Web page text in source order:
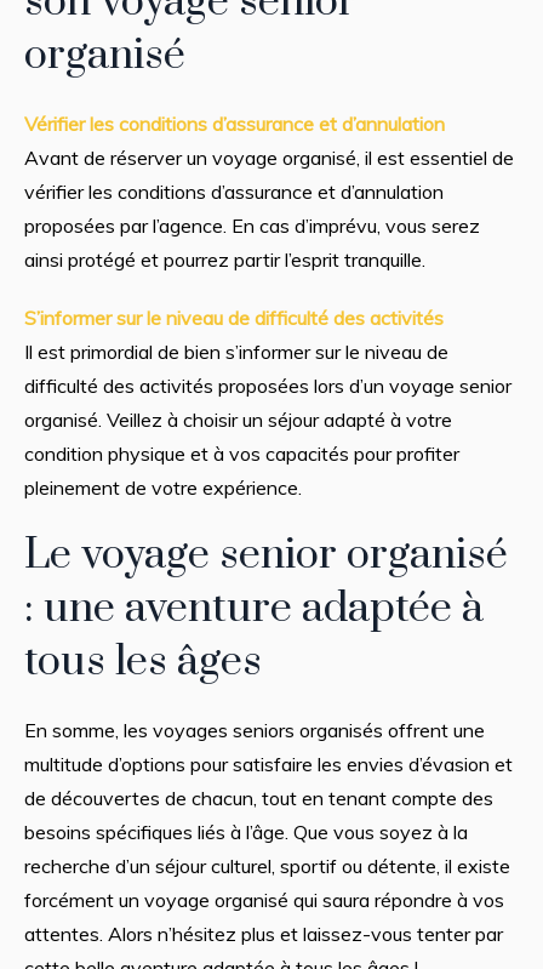
organisé
Vérifier les conditions d’assurance et d’annulation
Avant de réserver un voyage organisé, il est essentiel de
vérifier les conditions d’assurance et d’annulation
proposées par l’agence. En cas d’imprévu, vous serez
ainsi protégé et pourrez partir l’esprit tranquille.
S’informer sur le niveau de difficulté des activités
Il est primordial de bien s’informer sur le niveau de
difficulté des activités proposées lors d’un voyage senior
organisé. Veillez à choisir un séjour adapté à votre
condition physique et à vos capacités pour profiter
pleinement de votre expérience.
Le voyage senior organisé
: une aventure adaptée à
tous les âges
En somme, les voyages seniors organisés offrent une
multitude d’options pour satisfaire les envies d’évasion et
de découvertes de chacun, tout en tenant compte des
besoins spécifiques liés à l’âge. Que vous soyez à la
recherche d’un séjour culturel, sportif ou détente, il existe
forcément un voyage organisé qui saura répondre à vos
attentes. Alors n’hésitez plus et laissez-vous tenter par